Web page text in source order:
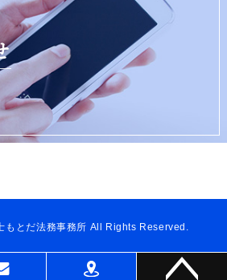
もとだ法務事務所 All Rights Reserved.